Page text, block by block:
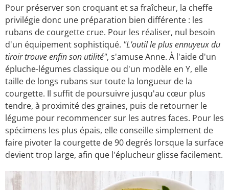
Pour préserver son croquant et sa fraîcheur, la cheffe
privilégie donc une préparation bien différente : les
rubans de courgette crue. Pour les réaliser, nul besoin
d'un équipement sophistiqué. "L'outil le plus ennuyeux du
tiroir trouve enfin son utilité", s'amuse Anne. À l'aide d'un
épluche-légumes classique ou d'un modèle en Y, elle
taille de longs rubans sur toute la longueur de la
courgette. Il suffit de poursuivre jusqu'au cœur plus
tendre, à proximité des graines, puis de retourner le
légume pour recommencer sur les autres faces. Pour les
spécimens les plus épais, elle conseille simplement de
faire pivoter la courgette de 90 degrés lorsque la surface
devient trop large, afin que l'éplucheur glisse facilement.